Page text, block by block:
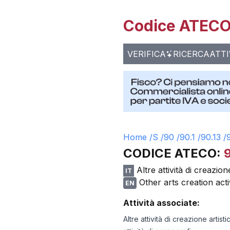
Codice
VERIFICA RICERCA
Home /S /90 /90.1 /90.13 /
CODICE ATECO:
IT Altre attività di
EN
Other arts creation
Attività associate:
Altre attività di creazione